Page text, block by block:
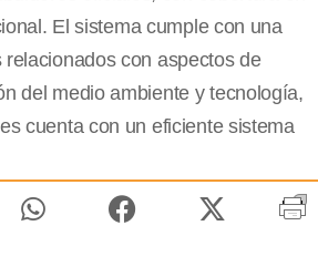
El sistema cumple con una
con aspectos de
del medio ambiente y tecnología,
cuenta con un eficiente sistema